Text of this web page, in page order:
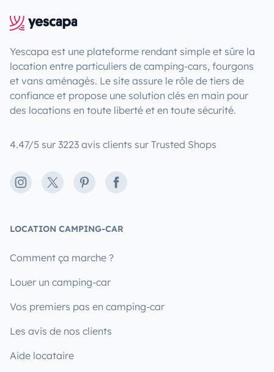
Yescapa est une plateforme rendant simple et sûre la
location entre particuliers de camping-cars, fourgons
et vans aménagés. Le site assure le rôle de tiers de
confiance et propose une solution clés en main pour
des locations en toute liberté et en toute sécurité.
4.47/5 sur 3223 avis clients sur Trusted Shops
Instagram
X PinterestFacebook
LOCATION CAMPING-CAR
Comment ça marche ?
Louer un camping-car
Vos premiers pas en camping-car
Les avis de nos clients
Aide locataire